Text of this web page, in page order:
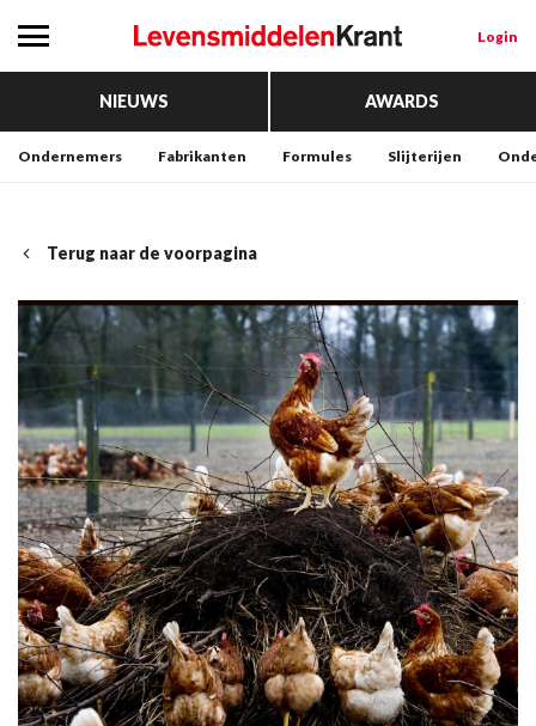
Login
NIEUWS AWARDS
Ondernemers Fabrikanten Formules Slijterijen
Terug naar de voorpagina